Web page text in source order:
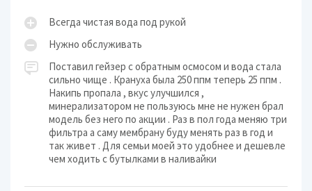
Всегда чистая вода под рукой
Нужно обслуживать
Поставил гейзер с обратным осмосом и вода стала
сильно чище . Крануха была 250 ппм теперь 25 ппм .
Накипь пропала , вкус улучшился ,
минерализатором не пользуюсь мне не нужен брал
модель без него по акции . Раз в пол года меняю три
фильтра а саму мембрану буду менять раз в год и
так живет . Для семьи моей это удобнее и дешевле
чем ходить с бутылками в наливайки